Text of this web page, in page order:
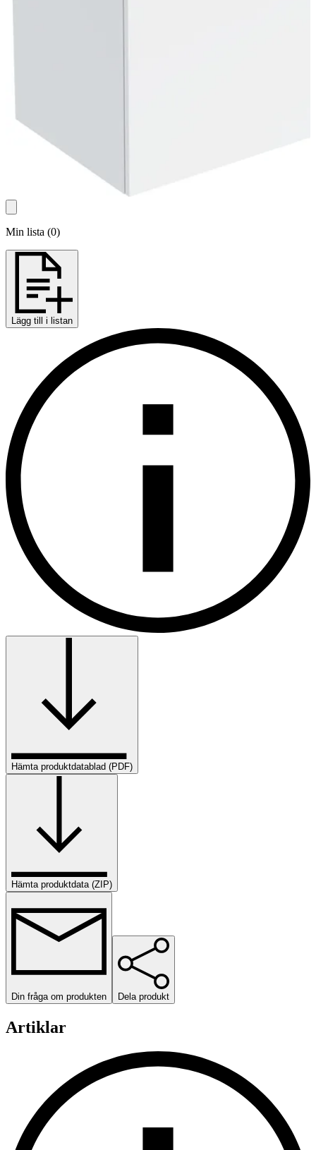
Min lista (0)
Lägg till i listan
Hämta produktdatablad (PDF)
Hämta produktdata (ZIP)
Din fråga om produkten Dela produkt
Artiklar